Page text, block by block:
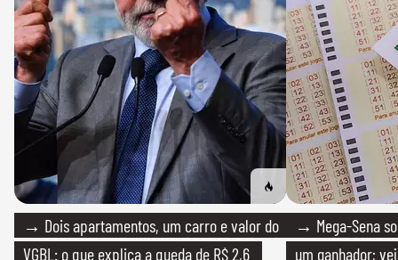
→ Dois apartamentos, um carro e valor do
VGBL: o que explica a queda de R$ 2,6
→ Mega-Sena
um ganhador;